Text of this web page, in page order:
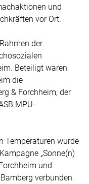
und
vor Ort.
der
Beteiligt waren
die
& Forchheim, der
MPU-
Temperaturen wurde
„Sonne(n)
und
verbunden.